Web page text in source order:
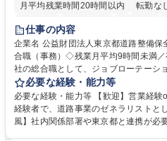
月平均残業時間20時間以内
転勤な
研修あり
退職金あり
駅近5分以内
資格取得手当あり
仕事の内容
企業名 公益財団法人東京都道路整備保全公社 求人名 【都庁グ
合職（事務）◇残業月平均9時間未満／有給年平
社の総合職として、ジョブローテーシ
等のフロント部門の部署等幅広い部署
制度やキャリア支援が充実しております！ ※下
管理部門：広報、人事、経理など当公
門：駐車場の新規開拓、管理運営、新
必要な経験・能力等
必要な経験・能力等 【歓迎】営業経
経験者で、道路事業のゼネラリストと
風】社内関係部署や東京都と連携が必